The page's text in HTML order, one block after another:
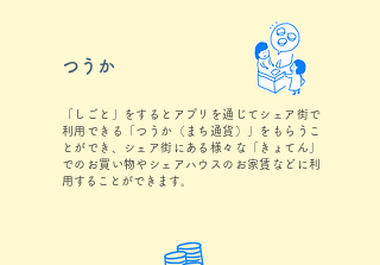
つうか
「しごと」をするとアプリを通じてシェア街で
利用できる「つうか（まち通貨）」をもらうこ
とができ、シェア街にある様々な「きょてん」
でのお買い物やシェアハウスのお家賃などに利
用することができます。